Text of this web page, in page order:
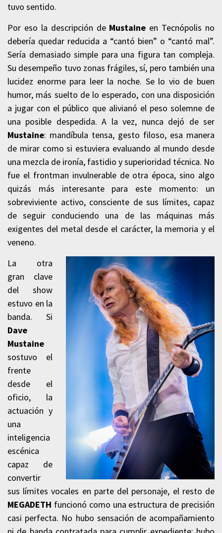
tuvo sentido.
Por eso la descripción de Mustaine en Tecnópolis no
debería quedar reducida a “cantó bien” o “cantó mal”.
Sería demasiado simple para una figura tan compleja.
Su desempeño tuvo zonas frágiles, sí, pero también una
lucidez enorme para leer la noche. Se lo vio de buen
humor, más suelto de lo esperado, con una disposición
a jugar con el público que alivianó el peso solemne de
una posible despedida. A la vez, nunca dejó de ser
Mustaine: mandíbula tensa, gesto filoso, esa manera
de mirar como si estuviera evaluando al mundo desde
una mezcla de ironía, fastidio y superioridad técnica. No
fue el frontman invulnerable de otra época, sino algo
quizás más interesante para este momento: un
sobreviviente activo, consciente de sus límites, capaz
de seguir conduciendo una de las máquinas más
exigentes del metal desde el carácter, la memoria y el
veneno.
La otra
gran clave
del show
estuvo en la
banda. Si
Dave
Mustaine
sostuvo el
frente
desde el
oficio, la
actuación y
una
inteligencia
escénica
capaz de
convertir
sus límites vocales en parte del personaje, el resto de
MEGADETH funcionó como una estructura de precisión
casi perfecta. No hubo sensación de acompañamiento